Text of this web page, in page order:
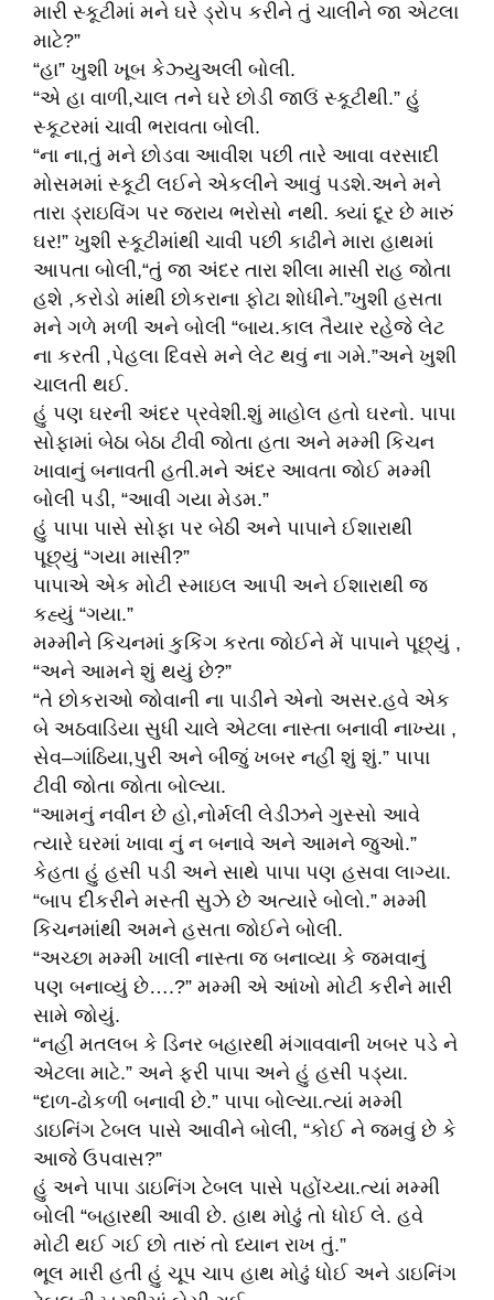
મારી સ્કૂટીમાં મને ઘરે ડ્રોપ કરીને તું ચાલીને જા એટલા
માટે?”
“હા” ખુશી ખૂબ કેઝ્યુઅલી બોલી.
“એ હા વાળી,ચાલ તને ઘરે છોડી જાઉં સ્કૂટીથી.” હું
સ્કૂટરમાં ચાવી ભરાવતા બોલી.
“ના ના,તું મને છોડવા આવીશ પછી તારે આવા વરસાદી
મોસમમાં સ્કૂટી લઈને એકલીને આવું પડશે.અને મને
તારા ડ્રાઇવિંગ પર જરાય ભરોસો નથી. ક્યાં દૂર છે મારું
ઘર!” ખુશી સ્કૂટીમાંથી ચાવી પછી કાઢીને મારા હાથમાં
આપતા બોલી,“તું જા અંદર તારા શીલા માસી રાહ જોતા
હશે ,કરોડો માંથી છોકરાના ફોટા શોધીને.”ખુશી હસતા
મને ગળે મળી અને બોલી “બાય.કાલ તૈયાર રહેજે લેટ
ના કરતી ,પેહલા દિવસે મને લેટ થવું ના ગમે.”અને ખુશી
ચાલતી થઈ.
હું પણ ઘરની અંદર પ્રવેશી.શું માહોલ હતો ઘરનો. પાપા
સોફામાં બેઠા બેઠા ટીવી જોતા હતા અને મમ્મી કિચન
ખાવાનું બનાવતી હતી.મને અંદર આવતા જોઈ મમ્મી
બોલી પડી, “આવી ગયા મેડમ.”
હું પાપા પાસે સોફા પર બેઠી અને પાપાને ઈશારાથી
પૂછ્યું “ગયા માસી?”
પાપાએ એક મોટી સ્માઇલ આપી અને ઈશારાથી જ
કહ્યું “ગયા.”
મમ્મીને કિચનમાં કુકિંગ કરતા જોઈને મેં પાપાને પૂછ્યું ,
“અને આમને શું થયું છે?”
“તે છોકરાઓ જોવાની ના પાડીને એનો અસર.હવે એક
બે અઠવાડિયા સુધી ચાલે એટલા નાસ્તા બનાવી નાખ્યા ,
સેવ–ગાંઠિયા,પુરી અને બીજું ખબર નહીં શું શું.” પાપા
ટીવી જોતા જોતા બોલ્યા.
“આમનું નવીન છે હો,નોર્મલી લેડીઝને ગુસ્સો આવે
ત્યારે ઘરમાં ખાવા નું ન બનાવે અને આમને જુઓ.”
કેહતા હું હસી પડી અને સાથે પાપા પણ હસવા લાગ્યા.
“બાપ દીકરીને મસ્તી સુઝે છે અત્યારે બોલો.” મમ્મી
કિચનમાંથી અમને હસતા જોઈને બોલી.
“અચ્છા મમ્મી ખાલી નાસ્તા જ બનાવ્યા કે જમવાનું
પણ બનાવ્યું છે….?” મમ્મી એ આંખો મોટી કરીને મારી
સામે જોયું.
“નહીં મતલબ કે ડિનર બહારથી મંગાવવાની ખબર પડે ને
એટલા માટે.” અને ફરી પાપા અને હું હસી પડ્યા.
“દાળ-ઢોકળી બનાવી છે.” પાપા બોલ્યા.ત્યાં મમ્મી
ડાઇનિંગ ટેબલ પાસે આવીને બોલી, “કોઈ ને જમવું છે કે
આજે ઉપવાસ?”
હું અને પાપા ડાઇનિંગ ટેબલ પાસે પહોંચ્યા.ત્યાં મમ્મી
બોલી “બહારથી આવી છે. હાથ મોઢું તો ધોઈ લે. હવે
મોટી થઈ ગઈ છો તારું તો ધ્યાન રાખ તું.”
ભૂલ મારી હતી હું ચૂપ ચાપ હાથ મોઢું ધોઈ અને ડાઇનિંગ